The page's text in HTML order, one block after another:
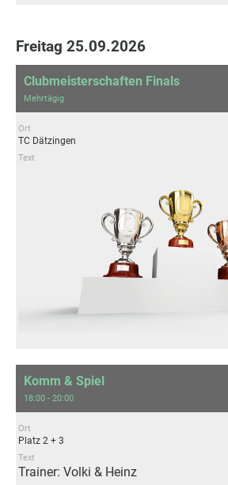
Freitag 25.09.2026
Clubmeisterschaften Finals
Mehrtägig
Ort
TC Dätzingen
Text
Komm & Spiel
18:00 - 20:00
Ort
Platz 2 + 3
Text
Trainer: Volki & Heinz